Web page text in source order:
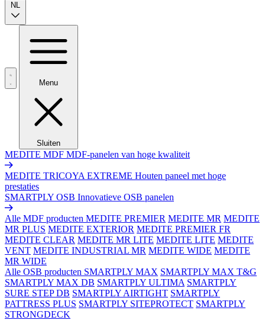
NL
Menu
Sluiten
MEDITE MDF MDF-panelen van hoge kwaliteit
MEDITE TRICOYA EXTREME Houten paneel met hoge
prestaties
SMARTPLY OSB Innovatieve OSB panelen
Alle MDF producten MEDITE PREMIER MEDITE MR MEDITE
MR PLUS MEDITE EXTERIOR MEDITE PREMIER FR
MEDITE CLEAR MEDITE MR LITE MEDITE LITE MEDITE
VENT MEDITE INDUSTRIAL MR MEDITE WIDE MEDITE
MR WIDE
Alle OSB producten SMARTPLY MAX SMARTPLY MAX T&G
SMARTPLY MAX DB SMARTPLY ULTIMA SMARTPLY
SURE STEP DB SMARTPLY AIRTIGHT SMARTPLY
PATTRESS PLUS SMARTPLY SITEPROTECT SMARTPLY
STRONGDECK